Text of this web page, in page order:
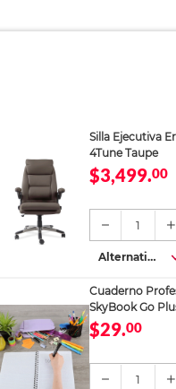
Silla Ejecutiva
4Tune Taupe
$3,499.00
1
Alternativa
Cuaderno
SkyBook Go
Chico 100 hojas
$29.00
1